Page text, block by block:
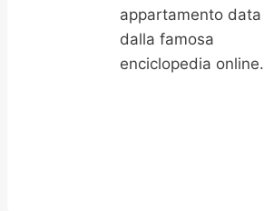
appartamento data
dalla famosa
enciclopedia online.